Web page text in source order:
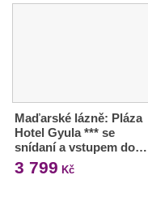
Maďarské lázně: Pláza
Hotel Gyula *** se
snídaní a vstupem do…
3 799 Kč